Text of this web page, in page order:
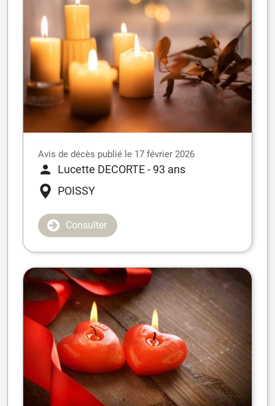
Avis de décès publié le 17 février 2026
Lucette DECORTE- 93 ans
POISSY
Consulter